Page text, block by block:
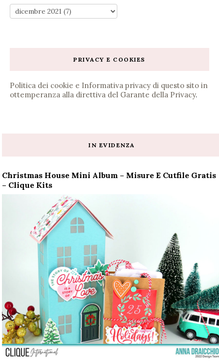
PRIVACY E COOKIES
Politica dei cookie e Informativa privacy di questo sito in
ottemperanza alla direttiva del Garante della Privacy.
IN EVIDENZA
Christmas House Mini Album – Misure E Cutfile Gratis
– Clique Kits